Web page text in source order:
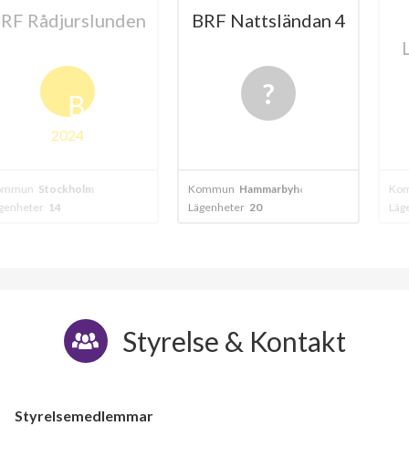
BRF Nattsländan 4
Hammarbyhöjden
20 24
Styrelse & Kontakt
Styrelsemedlemmar